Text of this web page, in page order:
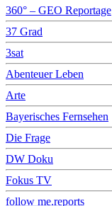
360° – GEO Reportage
37 Grad
3sat
Abenteuer Leben
Arte
Bayerisches Fernsehen
Die Frage
DW Doku
Fokus TV
follow me.reports